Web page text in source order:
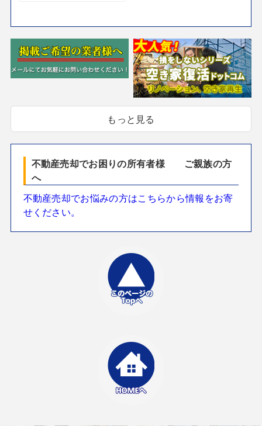
もっと見る
不動産売却でお困りの所有者様 ご親族の方
へ
不動産売却でお悩みの方はこちらから情報をお寄
せください。